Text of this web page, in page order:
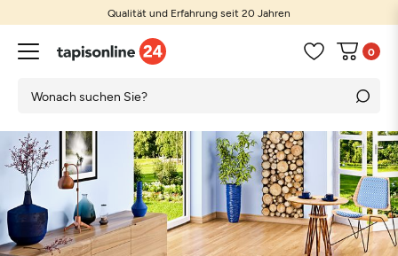
Qualität und Erfahrung seit 20 Jahren
0